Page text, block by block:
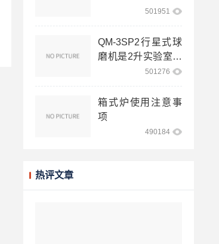
501951
QM-3SP2行星式球
磨机是2升实验室球
501276
箱式炉使用注意事
项
490184
热评文章